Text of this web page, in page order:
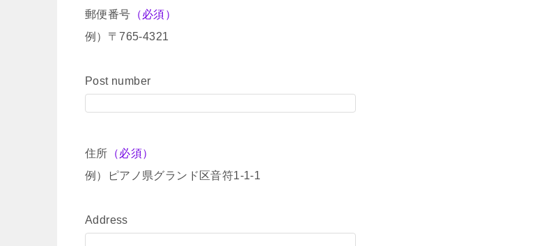
郵便番号 （必須）
例）〒765-4321
Post number
住所 （必須）
例）ピアノ県グランド区音符1-1-1
Address